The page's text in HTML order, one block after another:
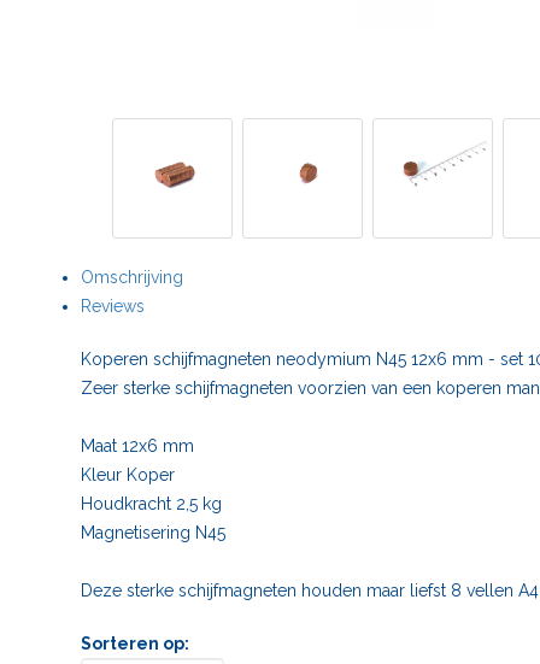
Omschrijving
Reviews
Koperen schijfmagneten neodymium N45 12x6 mm - set
Zeer sterke schijfmagneten voorzien van een koperen
Maat 12x6 mm
Kleur Koper
Houdkracht 2,5 kg
Magnetisering N45
Deze sterke schijfmagneten houden maar liefst 8 vellen
Sorteren op: